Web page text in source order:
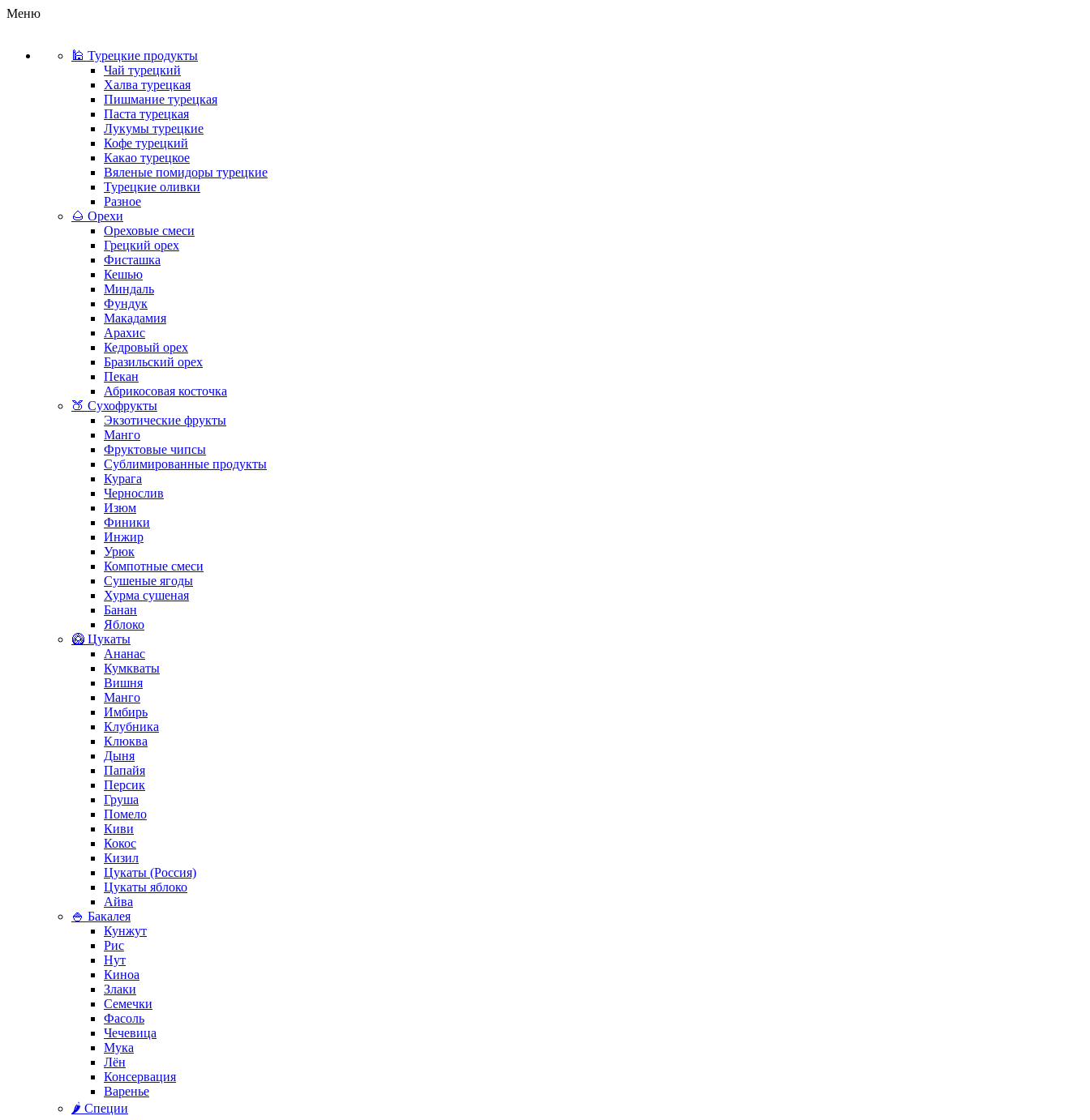
Меню
🕌 Турецкие продукты
Чай турецкий
Халва турецкая
Пишмание турецкая
Паста турецкая
Лукумы турецкие
Кофе турецкий
Какао турецкое
Вяленые помидоры турецкие
Турецкие оливки
Разное
🌰 Орехи
Ореховые смеси
Грецкий орех
Фисташка
Кешью
Миндаль
Фундук
Макадамия
Арахис
Кедровый орех
Бразильский орех
Пекан
Абрикосовая косточка
🍑 Сухофрукты
Экзотические фрукты
Манго
Фруктовые чипсы
Сублимированные продукты
Курага
Чернослив
Изюм
Финики
Инжир
Урюк
Компотные смеси
Сушеные ягоды
Хурма сушеная
Банан
Яблоко
🥝 Цукаты
Ананас
Кумкваты
Вишня
Манго
Имбирь
Клубника
Клюква
Дыня
Папайя
Персик
Груша
Помело
Киви
Кокос
Кизил
Цукаты (Россия)
Цукаты яблоко
Айва
🍚 Бакалея
Кунжут
Рис
Нут
Киноа
Злаки
Семечки
Фасоль
Чечевица
Мука
Лён
Консервация
Варенье
🌶️ Специи